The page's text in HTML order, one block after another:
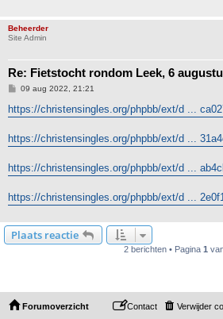
Beheerder
Site Admin
Re: Fietstocht rondom Leek, 6
B
r
i
h
t
09 aug 2022, 21:21
https://christensingles.org/phpbb/ext/d ...
https://christensingles.org/phpbb/ext/d ...
https://christensingles.org/phpbb/ext/d ...
https://christensingles.org/phpbb/ext/d ...
Plaats reactie
2 berichten • Pagina 1
Forumoverzicht Verwijder
Contact